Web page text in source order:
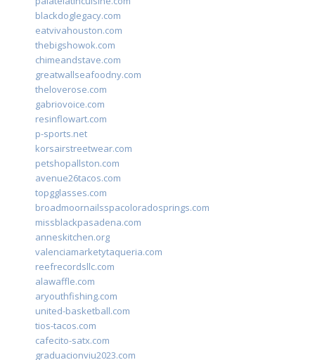
blackdoglegacy.com
eatvivahouston.com
thebigshowok.com
chimeandstave.com
greatwallseafoodny.com
theloverose.com
gabriovoice.com
resinflowart.com
p-sports.net
korsairstreetwear.com
petshopallston.com
avenue26tacos.com
topgglasses.com
broadmoornailsspacoloradosprings.com
missblackpasadena.com
anneskitchen.org
valenciamarketytaqueria.com
reefrecordsllc.com
alawaffle.com
aryouthfishing.com
united-basketball.com
tios-tacos.com
cafecito-satx.com
graduacionviu2023.com